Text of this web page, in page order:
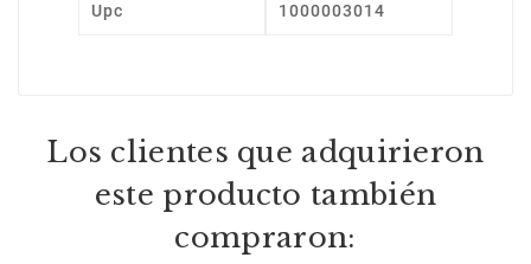
Upc 1000003014
Los clientes que adquirieron
este producto también
compraron: